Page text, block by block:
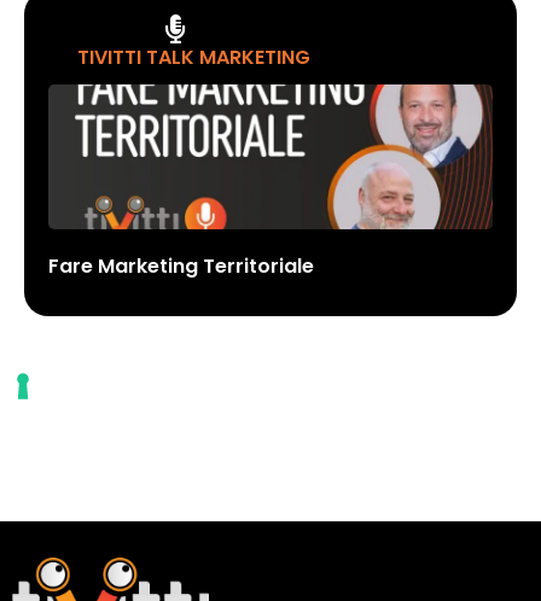
TIVITTI TALK MARKETING
Fare Marketing Territoriale